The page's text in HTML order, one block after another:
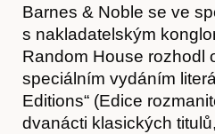
Barnes & Noble se ve
s nakladatelským
Random House rozhodl
speciálním vydáním
Editions“ (Edice
dvanácti klasických